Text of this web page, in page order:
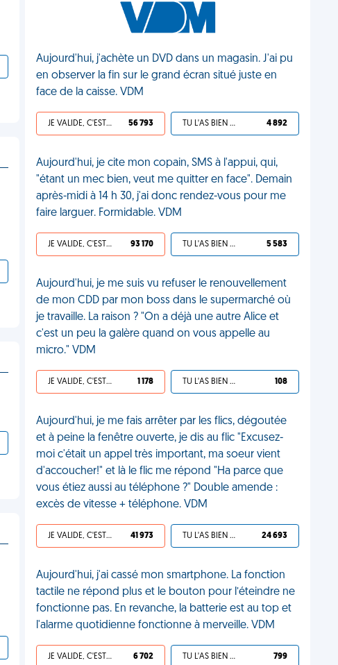
Aujourd'hui, j'achète un DVD dans un magasin. J'ai pu
en observer la fin sur le grand écran situé juste en
face de la caisse. VDM
JE VALIDE, C'EST UNE VDM 56 793 TU L'AS BIEN MÉRITÉ 4 892
Aujourd'hui, je cite mon copain, SMS à l'appui, qui,
"étant un mec bien, veut me quitter en face". Demain
après-midi à 14 h 30, j'ai donc rendez-vous pour me
faire larguer. Formidable. VDM
JE VALIDE, C'EST UNE VDM 93 170 TU L'AS BIEN MÉRITÉ 5 583
Aujourd'hui, je me suis vu refuser le renouvellement
de mon CDD par mon boss dans le supermarché où
je travaille. La raison ? "On a déjà une autre Alice et
c'est un peu la galère quand on vous appelle au
micro." VDM
JE VALIDE, C'EST UNE VDM 1 178 TU L'AS BIEN MÉRITÉ 108
Aujourd'hui, je me fais arrêter par les flics, dégoutée
et à peine la fenêtre ouverte, je dis au flic "Excusez-
moi c'était un appel très important, ma soeur vient
d'accoucher!" et là le flic me répond "Ha parce que
vous étiez aussi au téléphone ?" Double amende :
excès de vitesse + téléphone. VDM
JE VALIDE, C'EST UNE VDM 41 973 TU L'AS BIEN MÉRITÉ 24 693
Aujourd'hui, j'ai cassé mon smartphone. La fonction
tactile ne répond plus et le bouton pour l’éteindre ne
fonctionne pas. En revanche, la batterie est au top et
l'alarme quotidienne fonctionne à merveille. VDM
JE VALIDE, C'EST UNE VDM 6 702 TU L'AS BIEN MÉRITÉ 799